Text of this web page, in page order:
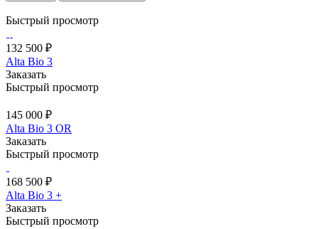
Быстрый просмотр
132 500 ₽
Alta Bio 3
Заказать
Быстрый просмотр
145 000 ₽
Alta Bio 3 OR
Заказать
Быстрый просмотр
168 500 ₽
Alta Bio 3 +
Заказать
Быстрый просмотр